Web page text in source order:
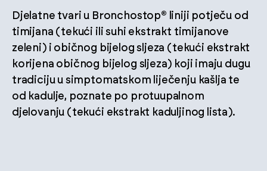
Djelatne tvari u Bronchostop® liniji potječu od
timijana (tekući ili suhi ekstrakt timijanove
zeleni) i običnog bijelog sljeza (tekući ekstrakt
korijena običnog bijelog sljeza) koji imaju dugu
tradiciju u simptomatskom liječenju kašlja te
od kadulje, poznate po protuupalnom
djelovanju (tekući ekstrakt kaduljinog lista).